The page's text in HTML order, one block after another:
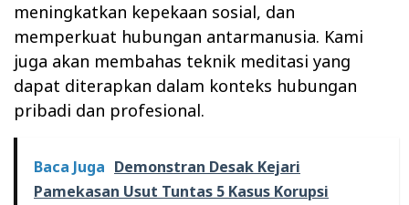
meningkatkan kepekaan sosial, dan
memperkuat hubungan antarmanusia. Kami
juga akan membahas teknik meditasi yang
dapat diterapkan dalam konteks hubungan
pribadi dan profesional.
Baca Juga Demonstran Desak Kejari
Pamekasan Usut Tuntas 5 Kasus Korupsi